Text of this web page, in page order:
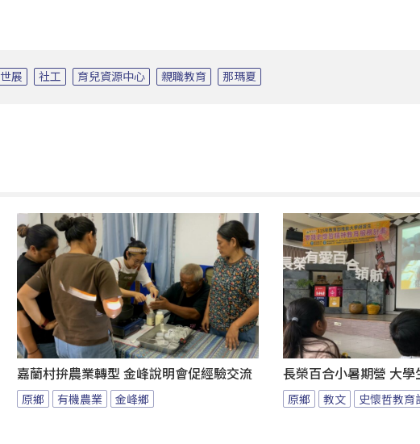
世展 社工 育兒資源中心 親職教育 那瑪夏
嘉蘭村拚農業轉型 金峰說明會促經驗交流
原鄉 有機農業 金峰鄉
長榮百合小暑期營 大學
原鄉 教文 史懷哲教育